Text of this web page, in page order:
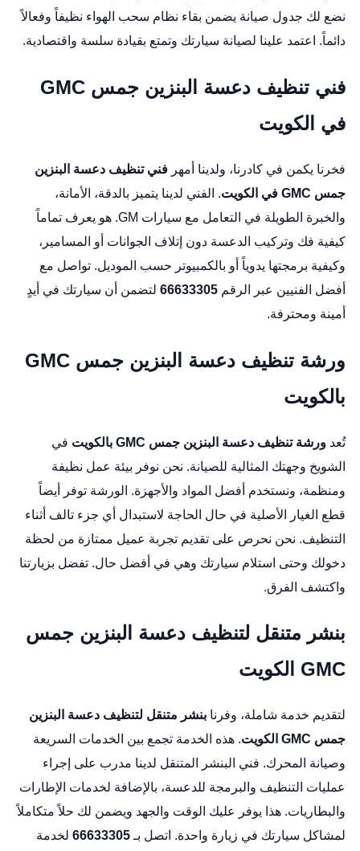
نضع لك جدول صيانة يضمن بقاء نظام سحب الهواء نظيفاً وفعالاً
دائماً. اعتمد علينا لصيانة سيارتك وتمتع بقيادة سلسة واقتصادية.
فني تنظيف دعسة البنزين جمس GMC
في الكويت
فخرنا يكمن في كادرنا، ولدينا أمهر فني تنظيف دعسة البنزين
جمس GMC في الكويت
. الفني لدينا يتميز بالدقة، الأمانة،
والخبرة الطويلة في التعامل مع سيارات GM. هو يعرف تماماً
كيفية فك وتركيب الدعسة دون إتلاف الجوانات أو المسامير،
وكيفية برمجتها يدوياً أو بالكمبيوتر حسب الموديل. تواصل مع
أفضل الفنيين عبر الرقم 66633305لتضمن أن سيارتك في أيدٍ
أمينة ومحترفة.
ورشة تنظيف دعسة البنزين جمس GMC
بالكويت
تُعد ورشة تنظيف دعسة البنزين جمس GMC بالكويت
في
الشويخ وجهتك المثالية للصيانة. نحن نوفر بيئة عمل نظيفة
ومنظمة، ونستخدم أفضل المواد والأجهزة. الورشة توفر أيضاً
قطع الغيار الأصلية في حال الحاجة لاستبدال أي جزء تالف أثناء
التنظيف. نحن نحرص على تقديم تجربة عميل ممتازة من لحظة
دخولك وحتى استلام سيارتك وهي في أفضل حال. تفضل بزيارتنا
واكتشف الفرق.
بنشر متنقل لتنظيف دعسة البنزين جمس
GMC الكويت
لتقديم خدمة شاملة، وفرنا بنشر متنقل لتنظيف دعسة البنزين
جمس GMC الكويت
. هذه الخدمة تجمع بين الخدمات السريعة
وصيانة المحرك. فني البنشر المتنقل لدينا مدرب على إجراء
عمليات التنظيف والبرمجة للدعسة، بالإضافة لخدمات الإطارات
والبطاريات. هذا يوفر عليك الوقت والجهد ويضمن لك حلاً متكاملاً
لمشاكل سيارتك في زيارة واحدة. اتصل بـ 66633305لخدمة